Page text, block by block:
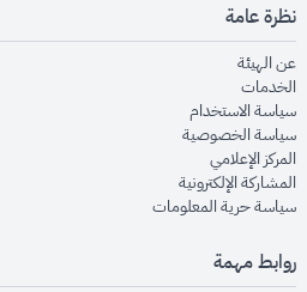
نظرة عامة
عن الهيئةopens in new window
الخدماتopens in new window
سياسة الاستخدام
سياسة الخصوصيةopens in new window
المركز الإعلاميopens in new window
المشاركة الإلكترونيةopens in new window
سياسة حرية المعلوماتopens in new window
روابط مهمة